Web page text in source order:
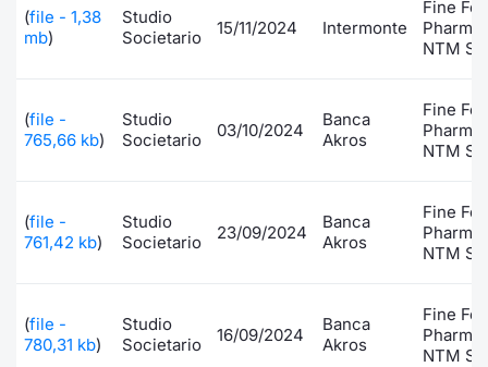
(file - 1,38
mb)
Studio
Societario
15/11/2024 Intermonte
Fine
NTM
(file -
765,66 kb)
Studio
Societario
03/10/2024
Banca
Akros
Fine
NTM
(file -
761,42 kb)
Studio
Societario
23/09/2024
Banca
Akros
Fine
NTM
(file -
780,31 kb)
Studio
Societario
16/09/2024
Banca
Akros
Fine
NTM